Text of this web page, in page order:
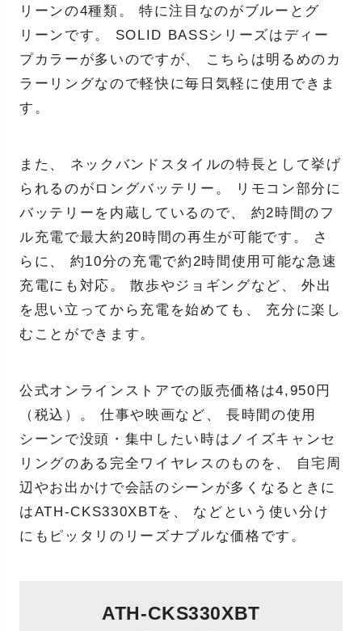
リーンの4種類。 特に注目なのがブルーとグ
リーンです。 SOLID BASSシリーズはディー
プカラーが多いのですが、 こちらは明るめのカ
ラーリングなので軽快に毎日気軽に使用できま
す。
また、 ネックバンドスタイルの特長として挙げ
られるのがロングバッテリー。 リモコン部分に
バッテリーを内蔵しているので、 約2時間のフ
ル充電で最大約20時間の再生が可能です。 さ
らに、 約10分の充電で約2時間使用可能な急速
充電にも対応。 散歩やジョギングなど、 外出
を思い立ってから充電を始めても、 充分に楽し
むことができます。
公式オンラインストアでの販売価格は4,950円
（税込）。 仕事や映画など、 長時間の使用
シーンで没頭・集中したい時はノイズキャンセ
リングのある完全ワイヤレスのものを、 自宅周
辺やお出かけで会話のシーンが多くなるときに
はATH-CKS330XBTを、 などという使い分け
にもピッタリのリーズナブルな価格です。
ATH-CKS330XBT